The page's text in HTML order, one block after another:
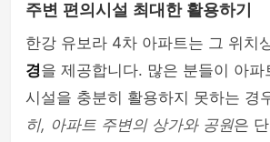
주변 편의시설 최대한 활용하기
한강 유보라 4차 아파트는 그 위치
경을 제공합니다. 많은 분들이 아파
시설을 충분히 활용하지 못하는 경
히, 아파트 주변의 상가와 공원은